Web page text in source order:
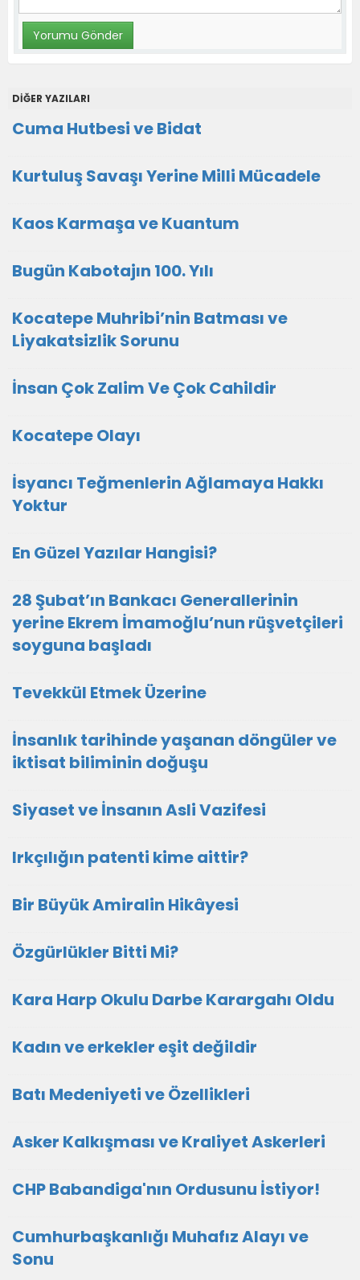
DİĞER YAZILARI
Cuma Hutbesi ve Bidat
Kurtuluş Savaşı Yerine Milli Mücadele
Kaos Karmaşa ve Kuantum
Bugün Kabotajın 100. Yılı
Kocatepe Muhribi’nin Batması ve
Liyakatsizlik Sorunu
İnsan Çok Zalim Ve Çok Cahildir
Kocatepe Olayı
İsyancı Teğmenlerin Ağlamaya Hakkı
Yoktur
En Güzel Yazılar Hangisi?
28 Şubat’ın Bankacı Generallerinin
yerine Ekrem İmamoğlu’nun rüşvetçileri
soyguna başladı
Tevekkül Etmek Üzerine
İnsanlık tarihinde yaşanan döngüler ve
iktisat biliminin doğuşu
Siyaset ve İnsanın Asli Vazifesi
Irkçılığın patenti kime aittir?
Bir Büyük Amiralin Hikâyesi
Özgürlükler Bitti Mi?
Kara Harp Okulu Darbe Karargahı Oldu
Kadın ve erkekler eşit değildir
Batı Medeniyeti ve Özellikleri
Asker Kalkışması ve Kraliyet Askerleri
CHP Babandiga'nın Ordusunu İstiyor!
Cumhurbaşkanlığı Muhafız Alayı ve
Sonu